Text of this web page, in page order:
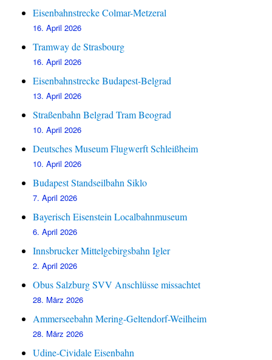
Eisenbahnstrecke Colmar-Metzeral
16. April 2026
Tramway de Strasbourg
16. April 2026
Eisenbahnstrecke Budapest-Belgrad
13. April 2026
Straßenbahn Belgrad Tram Beograd
10. April 2026
Deutsches Museum Flugwerft Schleißheim
10. April 2026
Budapest Standseilbahn Siklo
7. April 2026
Bayerisch Eisenstein Localbahnmuseum
6. April 2026
Innsbrucker Mittelgebirgsbahn Igler
2. April 2026
Obus Salzburg SVV Anschlüsse missachtet
28. März 2026
Ammerseebahn Mering-Geltendorf-Weilheim
28. März 2026
Udine-Cividale Eisenbahn